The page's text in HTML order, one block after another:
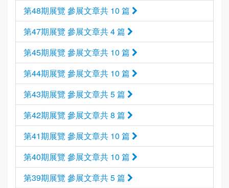
第48期展覽 參展文章共 10 篇
第47期展覽 參展文章共 4 篇
第45期展覽 參展文章共 10 篇
第44期展覽 參展文章共 10 篇
第43期展覽 參展文章共 5 篇
第42期展覽 參展文章共 8 篇
第41期展覽 參展文章共 10 篇
第40期展覽 參展文章共 10 篇
第39期展覽 參展文章共 5 篇